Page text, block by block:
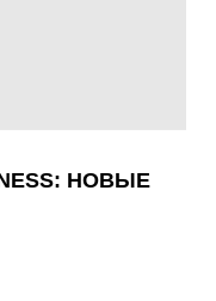
НОВЫЕ